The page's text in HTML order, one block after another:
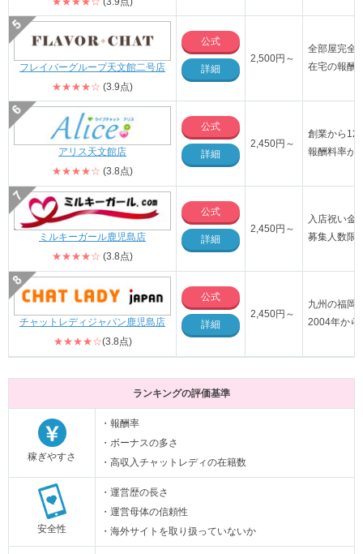
フレイバーグループ天文館二号店
★★★★☆ (3.9点)
公式
詳細
2,500円～
全部屋完全
在宅の報酬
アリス天文館店
★★★★☆ (3.8点)
公式
詳細
2,450円～
創業から12
報酬料率が
ミルキーガール鹿児島店
★★★★☆ (3.8点)
公式
詳細
2,450円～
入店祝い金
募集人数限
チャットレディジャパン鹿児島店
★★★★☆(3.8点)
公式
詳細
2,450円～
九州の福岡
2004年から
ランキングの評価基準
稼ぎやすさ
・報酬率
・ボーナスの多さ
・高収入チャットレディの在籍数
安全性
・運営歴の長さ
・運営母体の信頼性
・海外サイトを取り扱っていないか